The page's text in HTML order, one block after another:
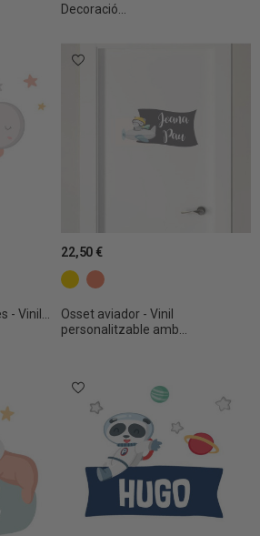
Decoració...
Vinil...
CLAR
Osset aviador - Vinil
personalitzable amb...
22,50 €
c22 Grocc24 Mandarina